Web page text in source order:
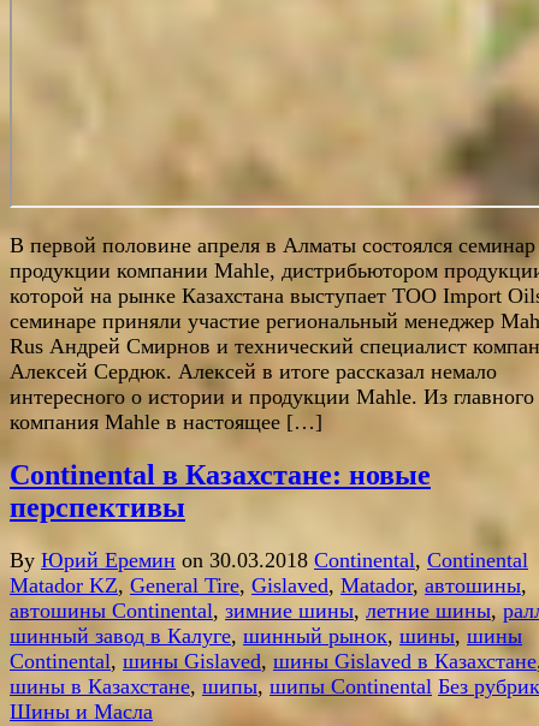
В первой половине апреля в Алматы состоялся
продукции компании Mahle, дистрибьютором
которой на рынке Казахстана выступает ТОО Import
семинаре приняли участие региональный менеджер
Rus Андрей Смирнов и технический специалист
Алексей Сердюк. Алексей в итоге рассказал немало
интересного о истории и продукции Mahle. Из
компания Mahle в настоящее […]
Continental в Казахстане: новые
перспективы
By Юрий Еремин on 30.03.2018 Continental, Continental
Matador KZ, General Tire, Gislaved, Matador, автошины,
автошины Continental, зимние шины, летние шины,
шинный завод в Калуге, шинный рынок, шины, шины
Continental, шины Gislaved, шины Gislaved в Казахстане
шины в Казахстане, шипы, шипы Continental Без
Шины и Масла